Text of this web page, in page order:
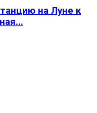
на Луне к